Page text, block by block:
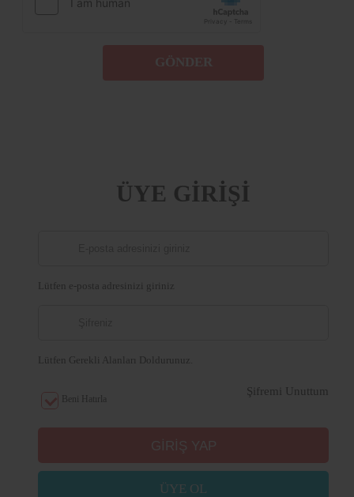
ÜYE GİRİŞİ
Lütfen e-posta adresinizi giriniz
Lütfen Gerekli Alanları Doldurunuz.
Beni Hatırla
Şifremi Unuttum
ÜYE OL